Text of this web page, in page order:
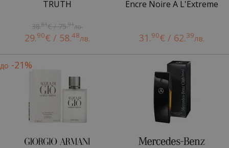
TRUTH
38.81€ / 75.91лв.
29.90€ / 58.48лв.
Encre Noire A L'Extreme
31.90€ / 62.39лв.
до -21%